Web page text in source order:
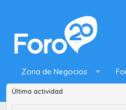
Zona de Negocios
Última actividad